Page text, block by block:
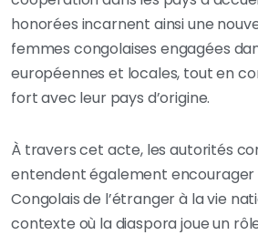
honorées incarnent ainsi une
femmes congolaises engagées
européennes et locales, tout en
fort avec leur pays d’origine.
À travers cet acte, les autorités
entendent également
Congolais de l’étranger à la vie
contexte où la diaspora joue un